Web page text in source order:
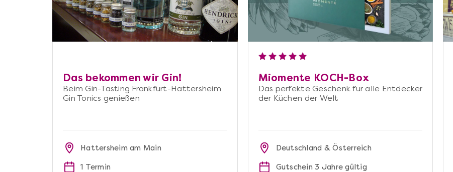
Das bekommen wir Gin!
Beim Gin-Tasting Frankfurt-Hattersheim
Gin Tonics genießen
Hattersheim am Main
1 Termin
Miomente KOCH-Box
Das perfekte Geschenk für alle Entdecker
der Küchen der Welt
Deutschland & Österreich
Gutschein 3 Jahre gültig